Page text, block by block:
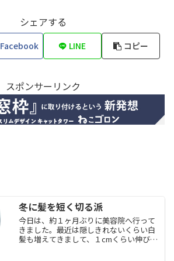
シェアする
Facebook LINE コピー
スポンサーリンク
冬に髪を短く切る派
今日は、約１ヶ月ぶりに美容院へ行って
きました。最近は隠しきれないくらい白
髪も増えてきまして、１cmくらい伸びて